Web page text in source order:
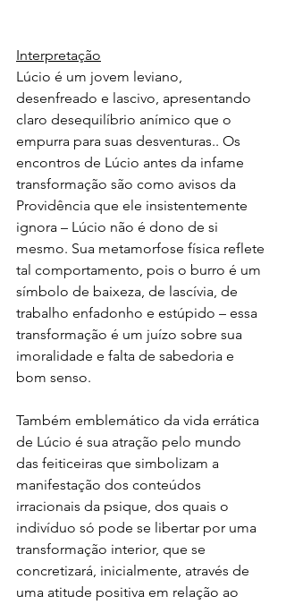
Interpretação
Lúcio é um jovem leviano,
desenfreado e lascivo, apresentando
claro desequilíbrio anímico que o
empurra para suas desventuras.. Os
encontros de Lúcio antes da infame
transformação são como avisos da
Providência que ele insistentemente
ignora – Lúcio não é dono de si
mesmo. Sua metamorfose física reflete
tal comportamento, pois o burro é um
símbolo de baixeza, de lascívia, de
trabalho enfadonho e estúpido – essa
transformação é um juízo sobre sua
imoralidade e falta de sabedoria e
bom senso.
Também emblemático da vida errática
de Lúcio é sua atração pelo mundo
das feiticeiras que simbolizam a
manifestação dos conteúdos
irracionais da psique, dos quais o
indivíduo só pode se libertar por uma
transformação interior, que se
concretizará, inicialmente, através de
uma atitude positiva em relação ao